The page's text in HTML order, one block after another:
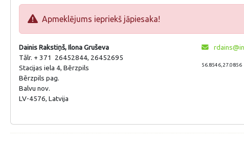
Apmeklējums iepriekš jāpiesaka!
Dainis Rakstiņš, Ilona Gruševa
Tālr. + 371 26452844, 26452695
Stacijas iela 4, Bērzpils
Bērzpils pag.
Balvu nov.
LV-4576, Latvija
56.8546,27.0856